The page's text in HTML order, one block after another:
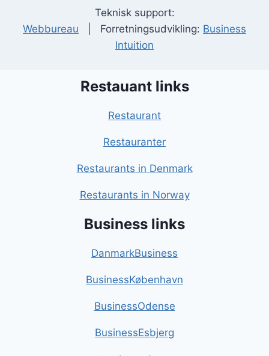
Teknisk support:
Webbureau | Forretningsudvikling: Business
Intuition
Restauant links
Restaurant
Restauranter
Restaurants in Denmark
Restaurants in Norway
Business links
DanmarkBusiness
BusinessKøbenhavn
BusinessOdense
BusinessEsbjerg